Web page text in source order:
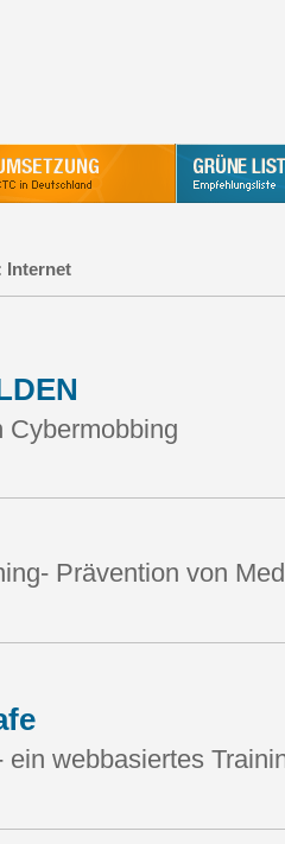
Internet
Cybermobbing
Prävention von
ein webbasiertes